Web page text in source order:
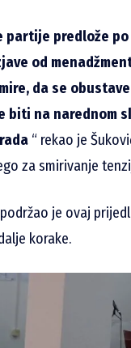
partije predlože
od
da se
na narednom
“ rekao je
za smirivanje
je ovaj
korake.